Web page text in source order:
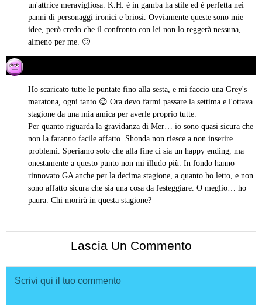
un'attrice meravigliosa. K.H. è in gamba ha stile ed è perfetta nei
panni di personaggi ironici e briosi. Ovviamente queste sono mie
idee, però credo che il confronto con lei non lo reggerà nessuna,
almeno per me. 🙂
detto:
Ho scaricato tutte le puntate fino alla sesta, e mi faccio una Grey's
maratona, ogni tanto 😉 Ora devo farmi passare la settima e l'ottava
stagione da una mia amica per averle proprio tutte.
Per quanto riguarda la gravidanza di Mer… io sono quasi sicura che
non la faranno facile affatto. Shonda non riesce a non inserire
problemi. Speriamo solo che alla fine ci sia un happy ending, ma
onestamente a questo punto non mi illudo più. In fondo hanno
rinnovato GA anche per la decima stagione, a quanto ho letto, e non
sono affatto sicura che sia una cosa da festeggiare. O meglio… ho
paura. Chi morirà in questa stagione?
Lascia Un Commento